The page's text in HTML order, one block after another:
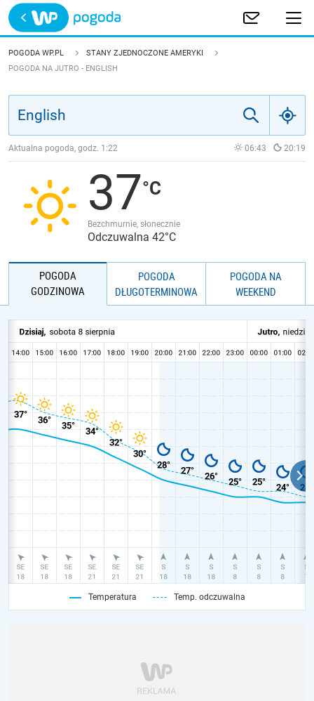
Trwa ładowanie
POLSKA
JAKOŚĆ POWIETRZA
POGODA WP.PL
STANY ZJEDNOCZONE AMERYKI
POGODA NA JUTRO - ENGLISH
Aktualna pogoda, godz. 1:22 06:43 20:19
37
Bezchmurnie, słonecznie
Odczuwalna 42°C
POGODA
GODZINOWA
POGODA
DŁUGOTERMINOWA
POGODA NA
WEEKEND
Temperatura Temp. odczuwalna